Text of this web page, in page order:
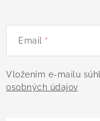
Email
Vložením e-mailu
osobných údajov